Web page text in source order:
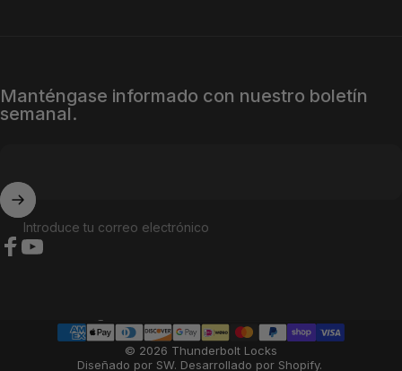
Manténgase informado con nuestro boletín
semanal.
Introduce tu correo electrónico
© 2026 Thunderbolt Locks
Diseñado por SW. Desarrollado por Shopify.
País/región